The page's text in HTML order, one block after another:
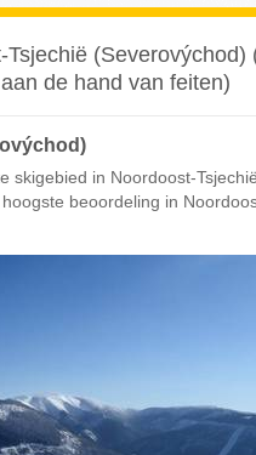
(Severovýchod)
de hand van feiten)
skigebied in Noordoost-Tsjechië
beoordeling in